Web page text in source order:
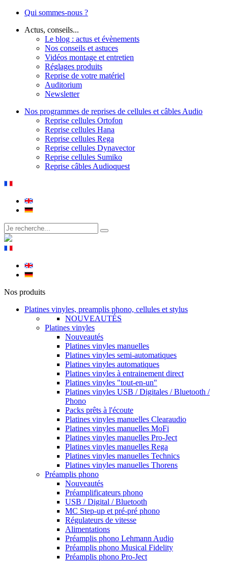
Qui sommes-nous ?
Actus, conseils...
Le blog : actus et évènements
Nos conseils et astuces
Vidéos montage et entretien
Réglages produits
Reprise de votre matériel
Auditorium
Newsletter
Nos programmes de reprises de cellules et câbles Audio
Reprise cellules Ortofon
Reprise cellules Hana
Reprise cellules Rega
Reprise cellules Dynavector
Reprise cellules Sumiko
Reprise câbles Audioquest
Nos produits
Platines vinyles, preamplis phono, cellules et stylus
NOUVEAUTÉS
Platines vinyles
Nouveautés
Platines vinyles manuelles
Platines vinyles semi-automatiques
Platines vinyles automatiques
Platines vinyles à entrainement direct
Platines vinyles "tout-en-un"
Platines vinyles USB / Digitales / Bluetooth /
Phono
Packs prêts à l'écoute
Platines vinyles manuelles Clearaudio
Platines vinyles manuelles MoFi
Platines vinyles manuelles Pro-Ject
Platines vinyles manuelles Rega
Platines vinyles manuelles Technics
Platines vinyles manuelles Thorens
Préamplis phono
Nouveautés
Préamplificateurs phono
USB / Digital / Bluetooth
MC Step-up et pré-pré phono
Régulateurs de vitesse
Alimentations
Préamplis phono Lehmann Audio
Préamplis phono Musical Fidelity
Préamplis phono Pro-Ject